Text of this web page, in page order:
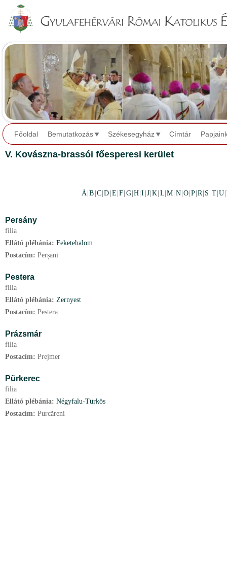
Főoldal Bemutatkozás Székesegyház Címtár
V. Kovászna-brassói főesperesi kerület
Á |B C |D E |F G H |I J |K L |M N O |P R S T |U |
Persány
filia
Ellátó plébánia: Feketehalom
Postacím: Perșani
Pestera
filia
Ellátó plébánia: Zernyest
Postacím: Pestera
Prázsmár
filia
Postacím: Prejmer
Pürkerec
filia
Ellátó plébánia: Négyfalu-Türkös
Postacím: Purcăreni